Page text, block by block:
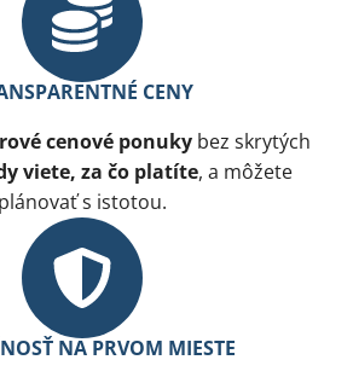
CENY
cenové ponukybez skrytých
viete, za čo platíte, a môžete
plánovať s istotou.
NA PRVOM MIESTE​